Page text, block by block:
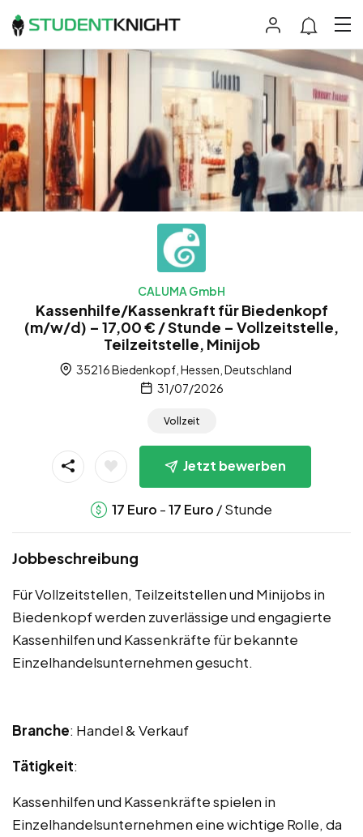
CALUMA GmbH
Kassenhilfe/Kassenkraft für Biedenkopf
(m/w/d) – 17,00 € / Stunde – Vollzeitstelle,
Teilzeitstelle, Minijob
35216 Biedenkopf, Hessen, Deutschland
31/07/2026
Vollzeit
Jetzt bewerben
17 Euro -17 Euro / Stunde
Jobbeschreibung
Für Vollzeitstellen, Teilzeitstellen und Minijobs in
Biedenkopf werden zuverlässige und engagierte
Kassenhilfen und Kassenkräfte für bekannte
Einzelhandelsunternehmen gesucht.
Branche: Handel & Verkauf
Tätigkeit:
Kassenhilfen und Kassenkräfte spielen in
Einzelhandelsunternehmen eine wichtige Rolle, da